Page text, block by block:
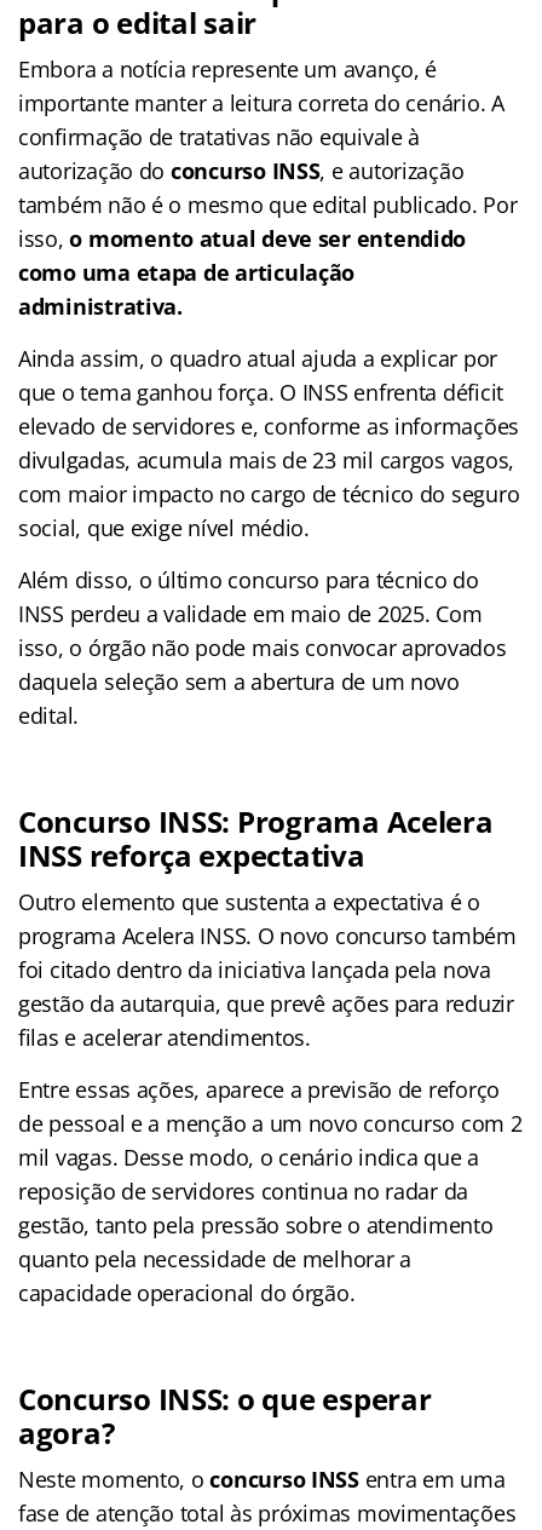
para o edital sair
Embora a notícia represente um avanço, é
importante manter a leitura correta do cenário. A
confirmação de tratativas não equivale à
autorização do concurso INSS, e autorização
também não é o mesmo que edital publicado. Por
isso,o momento atual deve ser entendido
como uma etapa de articulação
administrativa.
Ainda assim, o quadro atual ajuda a explicar por
que o tema ganhou força. O INSS enfrenta déficit
elevado de servidores e, conforme as informações
divulgadas, acumula mais de 23 mil cargos vagos,
com maior impacto no cargo de técnico do seguro
social, que exige nível médio.
Além disso, o último concurso para técnico do
INSS perdeu a validade em maio de 2025. Com
isso, o órgão não pode mais convocar aprovados
daquela seleção sem a abertura de um novo
edital.
Concurso INSS: Programa Acelera
INSS reforça expectativa
Outro elemento que sustenta a expectativa é o
programa Acelera INSS. O novo concurso também
foi citado dentro da iniciativa lançada pela nova
gestão da autarquia, que prevê ações para reduzir
filas e acelerar atendimentos.
Entre essas ações, aparece a previsão de reforço
de pessoal e a menção a um novo concurso com 2
mil vagas. Desse modo, o cenário indica que a
reposição de servidores continua no radar da
gestão, tanto pela pressão sobre o atendimento
quanto pela necessidade de melhorar a
capacidade operacional do órgão.
Concurso INSS: o que esperar
agora?
Neste momento, oconcurso INSSentra em uma
fase de atenção total às próximas movimentações